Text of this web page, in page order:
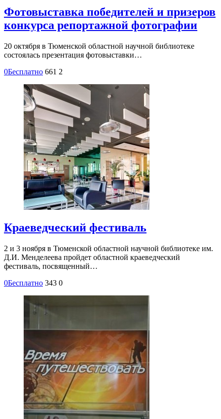
Фотовыставка победителей и призеров
конкурса репортажной фотографии
20 октября в Тюменской областной научной библиотеке
состоялась презентация фотовыставки…
0Бесплатно 661 2
Краеведческий фестиваль
2 и 3 ноября в Тюменской областной научной библиотеке им.
Д.И. Менделеева пройдет областной краеведческий
фестиваль, посвященный…
0Бесплатно 343 0